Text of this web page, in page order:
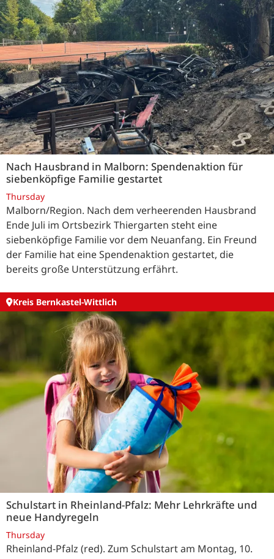
Nach Hausbrand in Malborn: Spendenaktion für
siebenköpfige Familie gestartet
Thursday
Malborn/Region. Nach dem verheerenden Hausbrand
Ende Juli im Ortsbezirk Thiergarten steht eine
siebenköpfige Familie vor dem Neuanfang. Ein Freund
der Familie hat eine Spendenaktion gestartet, die
bereits große Unterstützung erfährt.
Kreis Bernkastel-Wittlich
Schulstart in Rheinland-Pfalz: Mehr Lehrkräfte und
neue Handyregeln
Thursday
Rheinland-Pfalz (red). Zum Schulstart am Montag, 10.